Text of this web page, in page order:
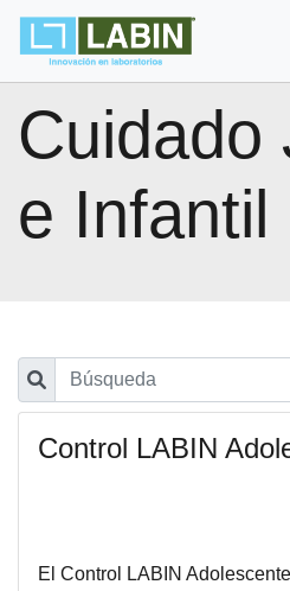
Cuidado
e Infantil
Control LABIN
El Control LABIN